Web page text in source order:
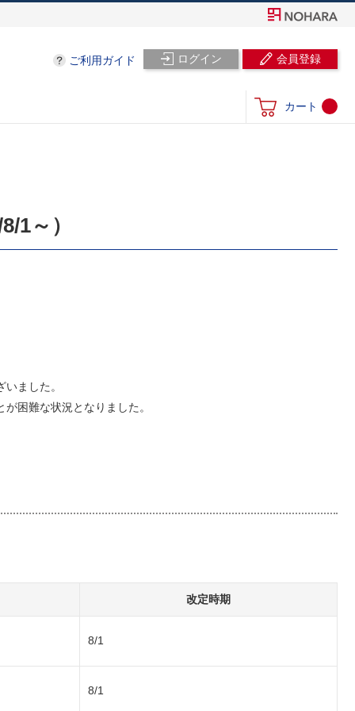
ログイン 会員登録
ご利用ガイド
カート
1～）
ました。
困難な状況となりました。
改定時期
8/1
8/1